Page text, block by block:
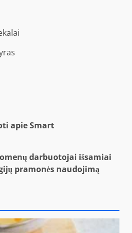
apie Smart
darbuotojai išsamiai
pramonės naudojimą